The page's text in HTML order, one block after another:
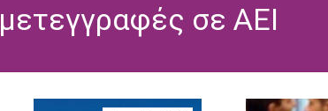
μετεγγραφές σε ΑΕΙ